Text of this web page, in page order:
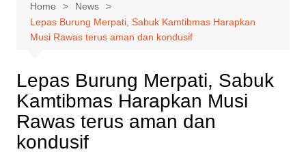
Home
News
Lepas Burung Merpati, Sabuk Kamtibmas Harapkan
Musi Rawas terus aman dan kondusif
Lepas Burung Merpati, Sabuk
Kamtibmas Harapkan Musi
Rawas terus aman dan
kondusif